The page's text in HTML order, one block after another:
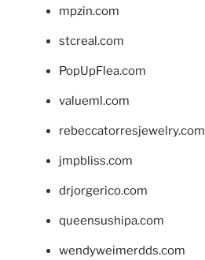
mpzin.com
stcreal.com
PopUpFlea.com
valueml.com
rebeccatorresjewelry.com
jmpbliss.com
drjorgerico.com
queensushipa.com
wendyweimerdds.com